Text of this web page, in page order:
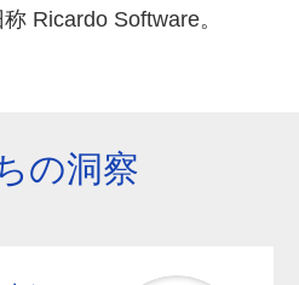
Ricardo Software。
の洞察